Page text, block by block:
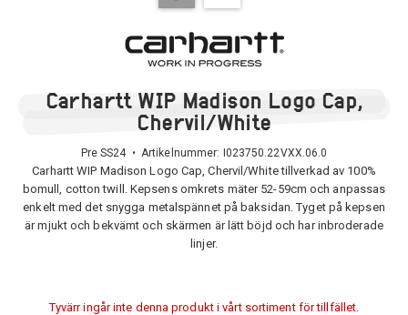
Carhartt WIP Madison Logo Cap,
Chervil/White
Pre SS24 • Artikelnummer: I023750.22VXX.06.0
Carhartt WIP Madison Logo Cap, Chervil/White tillverkad av 100%
bomull, cotton twill. Kepsens omkrets mäter 52-59cm och anpassas
enkelt med det snygga metalspännet på baksidan. Tyget på kepsen
är mjukt och bekvämt och skärmen är lätt böjd och har inbroderade
linjer.
Tyvärr ingår inte denna produkt i vårt sortiment för tillfället.